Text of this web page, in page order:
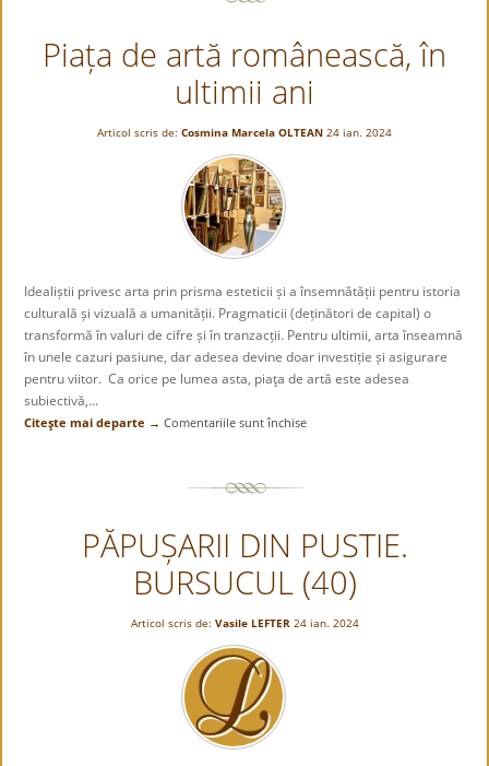
Măriți
strămoși,
iertați-
ne…
Piața de artă românească, în
ultimii ani
Articol scris de: Cosmina Marcela OLTEAN 24 ian. 2024
Idealiștii privesc arta prin prisma esteticii și a însemnătății pentru istoria
culturală și vizuală a umanității. Pragmaticii (deținători de capital) o
transformă în valuri de cifre și în tranzacții. Pentru ultimii, arta înseamnă
în unele cazuri pasiune, dar adesea devine doar investiție și asigurare
pentru viitor. Ca orice pe lumea asta, piaţa de artă este adesea
subiectivă,...
Citeşte mai departe → Comentariile sunt închise
în
ultimii
ani
PĂPUȘARII DIN PUSTIE.
BURSUCUL (40)
Articol scris de: Vasile LEFTER 24 ian. 2024